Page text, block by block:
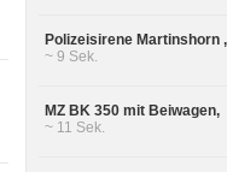
Polizeisirene Martinshorn ,
~ 9 Sek.
MZ BK 350 mit Beiwagen,
~ 11 Sek.